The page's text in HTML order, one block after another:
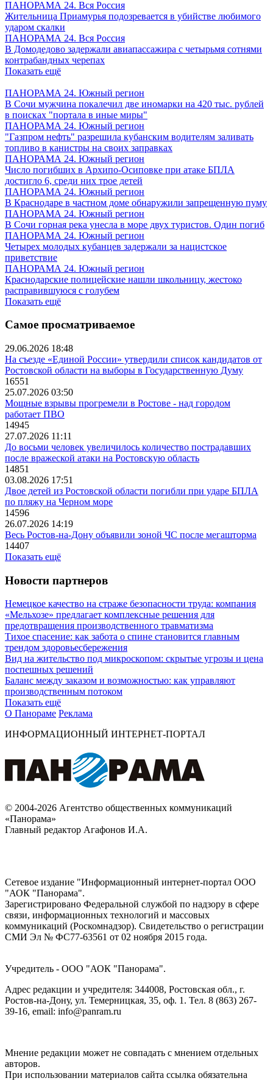
ПАНОРАМА 24. Вся Россия
Жительница Приамурья подозревается в убийстве любимого
ударом скалки
ПАНОРАМА 24. Вся Россия
В Домодедово задержали авиапассажира с четырьмя сотнями
контрабандных черепах
Показать ещё
ПАНОРАМА 24. Южный регион
В Сочи мужчина покалечил две иномарки на 420 тыс. рублей
в поисках "портала в иные миры"
ПАНОРАМА 24. Южный регион
"Газпром нефть" разрешила кубанским водителям заливать
топливо в канистры на своих заправках
ПАНОРАМА 24. Южный регион
Число погибших в Архипо-Осиповке при атаке БПЛА
достигло 6, среди них трое детей
ПАНОРАМА 24. Южный регион
В Краснодаре в частном доме обнаружили запрещенную пуму
ПАНОРАМА 24. Южный регион
В Сочи горная река унесла в море двух туристов. Один погиб
ПАНОРАМА 24. Южный регион
Четырех молодых кубанцев задержали за нацистское
приветствие
ПАНОРАМА 24. Южный регион
Краснодарские полицейские нашли школьницу, жестоко
расправившуюся с голубем
Показать ещё
Самое просматриваемое
29.06.2026 18:48
На съезде «Единой России» утвердили список кандидатов от
Ростовской области на выборы в Государственную Думу
16551
25.07.2026 03:50
Мощные взрывы прогремели в Ростове - над городом
работает ПВО
14945
27.07.2026 11:11
До восьми человек увеличилось количество пострадавших
после вражеской атаки на Ростовскую область
14851
03.08.2026 17:51
Двое детей из Ростовской области погибли при ударе БПЛА
по пляжу на Черном море
14596
26.07.2026 14:19
Весь Ростов-на-Дону объявили зоной ЧС после мегашторма
14407
Показать ещё
Новости партнеров
Немецкое качество на страже безопасности труда: компания
«Мельхозе» предлагает комплексные решения для
предотвращения производственного травматизма
Тихое спасение: как забота о спине становится главным
трендом здоровьесбережения
Вид на жительство под микроскопом: скрытые угрозы и цена
поспешных решений
Баланс между заказом и возможностью: как управляют
производственным потоком
Показать ещё
О Панораме Реклама
ИНФОРМАЦИОННЫЙ ИНТЕРНЕТ-ПОРТАЛ
© 2004-2026 Агентство общественных коммуникаций
«Панорама»
Главный редактор Агафонов И.А.
Сетевое издание "Информационный интернет-портал ООО
"АОК "Панорама".
Зарегистрировано Федеральной службой по надзору в сфере
связи, информационных технологий и массовых
коммуникаций (Роскомнадзор). Cвидетельство о регистрации
СМИ Эл № ФС77-63561 от 02 ноября 2015 года.
Учредитель - ООО "АОК "Панорама".
Адрес редакции и учредителя: 344008, Ростовская обл., г.
Ростов-на-Дону, ул. Темерницкая, 35, оф. 1. Тел. 8 (863) 267-
39-16, email: info@panram.ru
Мнение редакции может не совпадать с мнением отдельных
авторов.
При использовании материалов сайта ссылка обязательна